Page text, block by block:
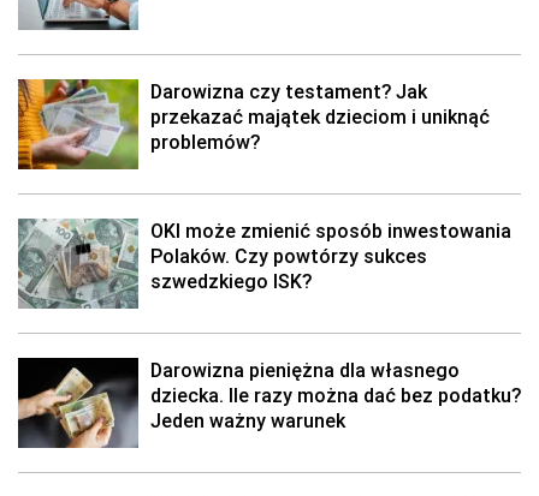
Darowizna czy testament? Jak
przekazać majątek dzieciom i uniknąć
problemów?
OKI może zmienić sposób inwestowania
Polaków. Czy powtórzy sukces
szwedzkiego ISK?
Darowizna pieniężna dla własnego
dziecka. Ile razy można dać bez podatku?
Jeden ważny warunek